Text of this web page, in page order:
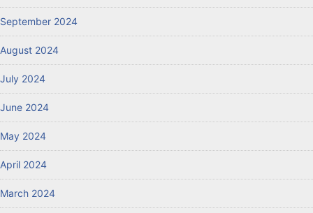
September 2024
August 2024
July 2024
June 2024
May 2024
April 2024
March 2024